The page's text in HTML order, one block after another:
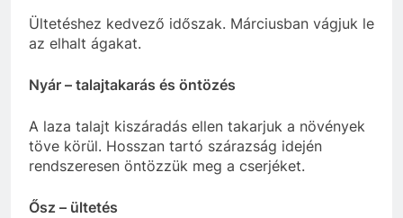
Ültetéshez kedvező időszak. Márciusban vágjuk le
az elhalt ágakat.
Nyár – talajtakarás és öntözés
A laza talajt kiszáradás ellen takarjuk a növények
töve körül. Hosszan tartó szárazság idején
rendszeresen öntözzük meg a cserjéket.
Ősz – ültetés